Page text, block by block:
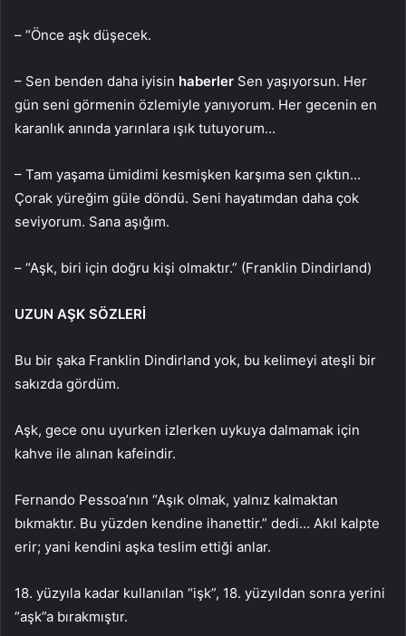
– “Önce aşk düşecek.
– Sen benden daha iyisin haberler Sen yaşıyorsun. Her
gün seni görmenin özlemiyle yanıyorum. Her gecenin en
karanlık anında yarınlara ışık tutuyorum…
– Tam yaşama ümidimi kesmişken karşıma sen çıktın…
Çorak yüreğim güle döndü. Seni hayatımdan daha çok
seviyorum. Sana aşığım.
– “Aşk, biri için doğru kişi olmaktır.” (Franklin Dindirland)
UZUN AŞK SÖZLERİ
Bu bir şaka Franklin Dindirland yok, bu kelimeyi ateşli bir
sakızda gördüm.
Aşk, gece onu uyurken izlerken uykuya dalmamak için
kahve ile alınan kafeindir.
Fernando Pessoa’nın “Aşık olmak, yalnız kalmaktan
bıkmaktır. Bu yüzden kendine ihanettir.” dedi… Akıl kalpte
erir; yani kendini aşka teslim ettiği anlar.
18. yüzyıla kadar kullanılan “işk”, 18. yüzyıldan sonra yerini
“aşk”a bırakmıştır.